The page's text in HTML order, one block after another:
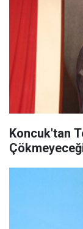
Koncuk'tan